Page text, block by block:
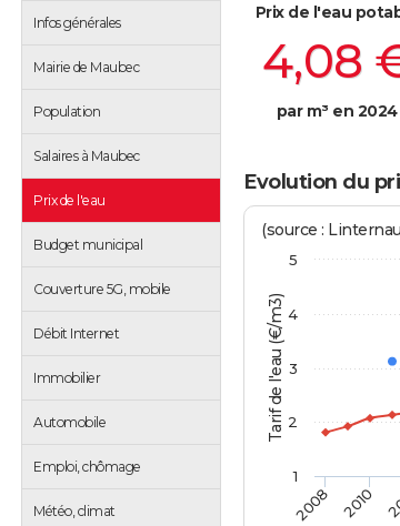
Infos générales
Mairie de Maubec
Population
Salaires à Maubec
Prix de l'eau
Budget municipal
Couverture 5G, mobile
Débit Internet
Immobilier
Automobile
Emploi, chômage
Météo, climat
Prix de l'eau
4,08
par m³ en 2024
Evolution du
Tarif de l'eau (€/m3)
(source :
2008 2010
1
2
3
4
5